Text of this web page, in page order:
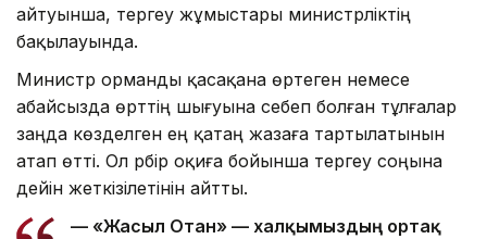
айтуынша, тергеу жұмыстары министрліктің
бақылауында.
Министр орманды қасақана өртеген немесе
абайсызда өрттің шығуына себеп болған тұлғалар
заңда көзделген ең қатаң жазаға тартылатынын
атап өтті. Ол әрбір оқиға бойынша тергеу соңына
дейін жеткізілетінін айтты.
— «Жасыл Отан» — халқымыздың ортақ